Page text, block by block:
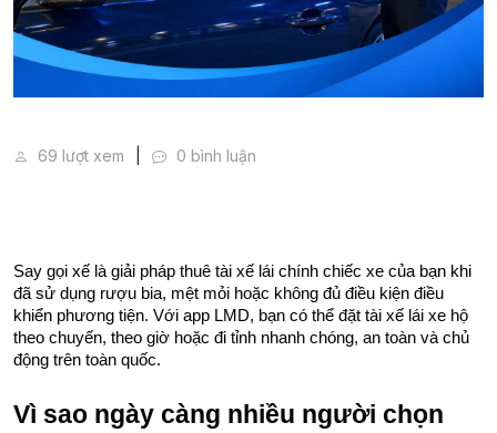
69 lượt xem 0 bình luận
Say gọi xế là giải pháp thuê tài xế lái chính chiếc xe của bạn khi
đã sử dụng rượu bia, mệt mỏi hoặc không đủ điều kiện điều
khiển phương tiện. Với app LMD, bạn có thể đặt tài xế lái xe hộ
theo chuyến, theo giờ hoặc đi tỉnh nhanh chóng, an toàn và chủ
động trên toàn quốc.
Vì sao ngày càng nhiều người chọn